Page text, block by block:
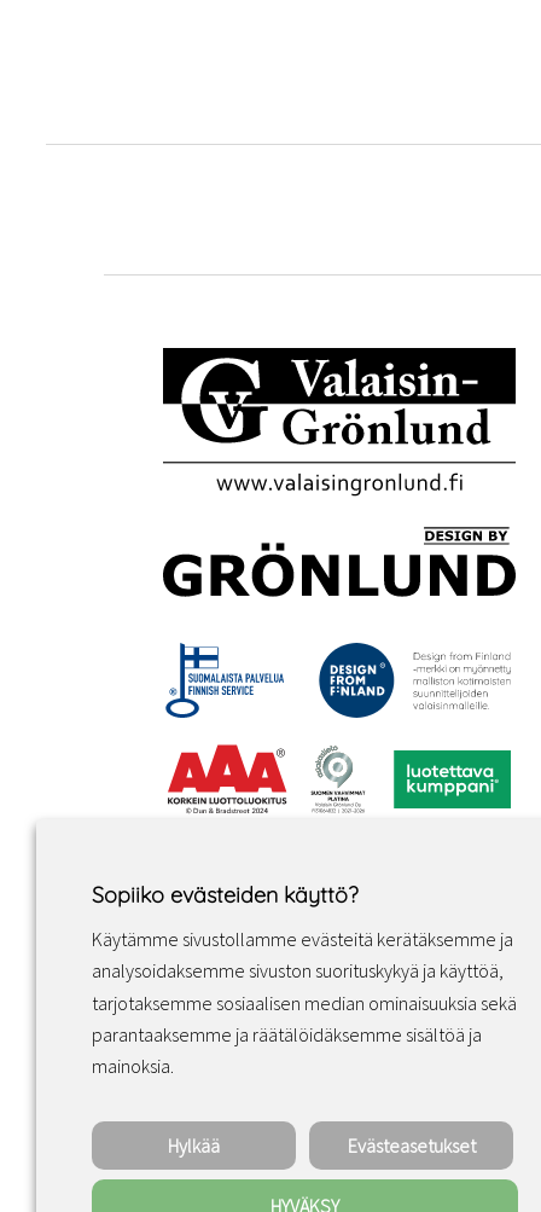
Sopiiko evästeiden käyttö?
Käytämme sivustollamme evästeitä kerätäksemme ja
analysoidaksemme sivuston suorituskykyä ja käyttöä,
tarjotaksemme sosiaalisen median ominaisuuksia sekä
parantaaksemme ja räätälöidäksemme sisältöä ja
mainoksia.
Hylkää Evästeasetukset
HYVÄKSY